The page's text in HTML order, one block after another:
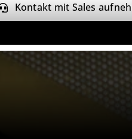
Kontakt mit Sales